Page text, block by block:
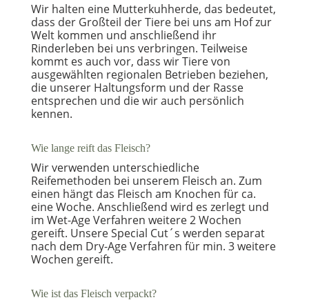
Wir halten eine Mutterkuhherde, das bedeutet,
dass der Großteil der Tiere bei uns am Hof zur
Welt kommen und anschließend ihr
Rinderleben bei uns verbringen. Teilweise
kommt es auch vor, dass wir Tiere von
ausgewählten regionalen Betrieben beziehen,
die unserer Haltungsform und der Rasse
entsprechen und die wir auch persönlich
kennen.
Wie lange reift das Fleisch?
Wir verwenden unterschiedliche
Reifemethoden bei unserem Fleisch an. Zum
einen hängt das Fleisch am Knochen für ca.
eine Woche. Anschließend wird es zerlegt und
im Wet-Age Verfahren weitere 2 Wochen
gereift. Unsere Special Cut´s werden separat
nach dem Dry-Age Verfahren für min. 3 weitere
Wochen gereift.
Wie ist das Fleisch verpackt?